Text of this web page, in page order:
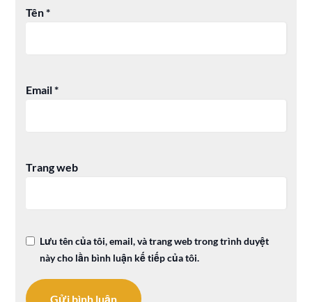
Tên*
Email*
Trang web
Lưu tên của tôi, email, và trang web trong trình duyệt
này cho lần bình luận kế tiếp của tôi.